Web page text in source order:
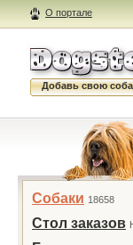
О портале
Добавь свою
Собаки 18658
Стол заказов